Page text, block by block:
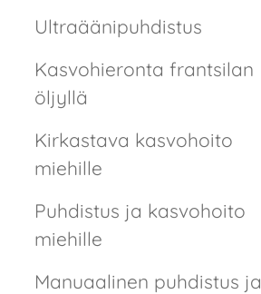
Ultraäänipuhdistus
Kasvohieronta frantsilan
öljyllä
Kirkastava kasvohoito
miehille
Puhdistus ja kasvohoito
miehille
Manuaalinen puhdistus ja